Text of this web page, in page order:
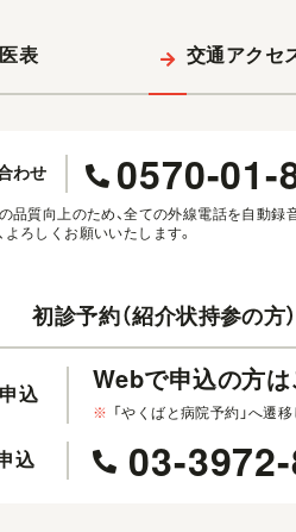
表 交通アクセ
わせ 0570-01-
品質向上のため、全ての外線電話を自動録
よろしくお願いいたします。
初診予約（紹介状持参の方）
込 Webで申込の方は
※ 「やくばと病院予約」へ遷
込 03-